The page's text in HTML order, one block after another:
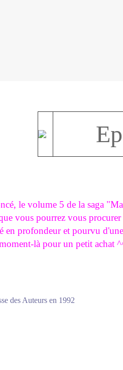
le volume 5 de la saga
vous pourrez vous
en profondeur et pourvu
là pour un petit achat
des Auteurs en 1992